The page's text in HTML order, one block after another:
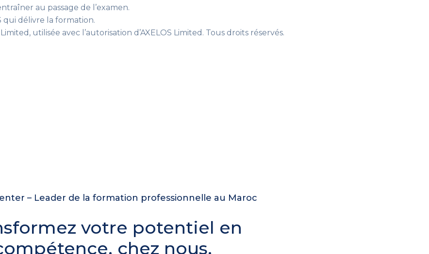
au passage de l’examen.
qui délivre la formation.
utilisée avec l’autorisation d’AXELOS Limited. Tous droits réservés.
– Leader de la formation professionnelle au Maroc
votre potentiel en
chez nous.